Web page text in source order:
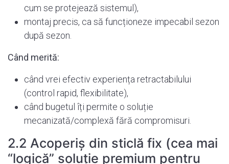
cum se protejează sistemul),
montaj precis, ca să funcționeze impecabil sezon
după sezon.
Când merită:
când vrei efectiv experiența retractabilului
(control rapid, flexibilitate),
când bugetul îți permite o soluție
mecanizată/complexă fără compromisuri.
2.2 Acoperiș din sticlă fix (cea mai
“logică” soluție premium pentru